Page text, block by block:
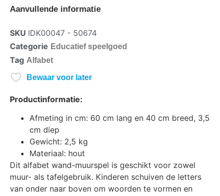
Aanvullende informatie
SKU IDK00047 - 50674
Categorie Educatief speelgoed
Tag Alfabet
Bewaar voor later
Productinformatie:
Afmeting in cm: 60 cm lang en 40 cm breed, 3,5
cm diep
Gewicht: 2,5 kg
Materiaal: hout
Dit alfabet wand-muurspel is geschikt voor zowel
muur- als tafelgebruik. Kinderen schuiven de letters
van onder naar boven om woorden te vormen en